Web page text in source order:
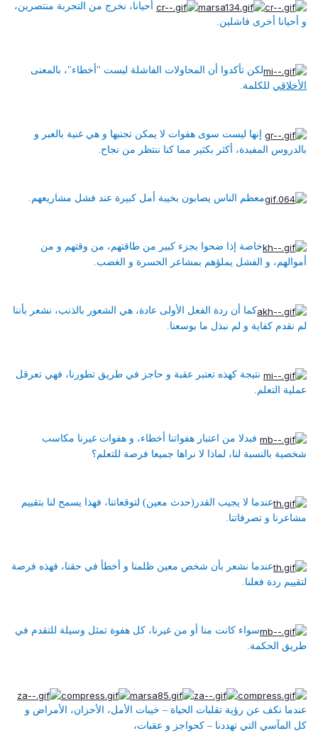
أحيانا، نخرج من التجربة منتصرين،
و أحيانا أخرى فاشلين.
لكن تأكدوا أن المحاولات الفاشلة ليست "أخطاء"، بالمعنى
الأخلاقي للكلمة.
إنها ليست سوى هفوات لا يمكن تجنبها و هي غنية بالعبر و
بالدروس المفيدة، أكثر بكثير مما كنا ننتظر من نجاح.
معظم الناس يصابون بخيبة أمل كبيرة عند فشل مشاريعهم.
خاصة إذا ضحوا بجزء كبير من طاقتهم، من وقتهم و من
أموالهم، و الفشل يملؤهم بمشاعر الحسرة و الغضب.
كما أن ردة الفعل الأولى عادة، هي الشعور بالذنب، نشعر بأننا
لم نقدم كفاية و لم نبذل ما بوسعنا.
نتيجة كهذه تعتبر عقبة و حاجز في طريق تطورنا، فهي تعرقل
عملية التعلم.
فبدلا من اعتبار هفواتنا أخطاء، و هفوات غيرنا مكاسب
شخصية بالنسبة لنا، لماذا لا نراها جميعا فرصة للتعلم؟
عندما لا يجيب القدر(حدث معين) لتوقعاتنا، فهذا يسمح لنا بتقييم
مشاعرنا و تصرفاتنا.
عندما نشعر بأن شخص معين ظلمنا و أخطأ في حقنا، فهذه فرصة
لتقييم ردة فعلنا.
سواء كانت منا أو من غيرنا، كل هفوة تمثل وسيلة للتقدم في
طريق الحكمة.
عندما نكف عن رؤية تقلبات الحياة – خيبات الأمل، الأحزان، الأمراض و
كل المآسي التي تهددنا – كحواجز و عقبات،